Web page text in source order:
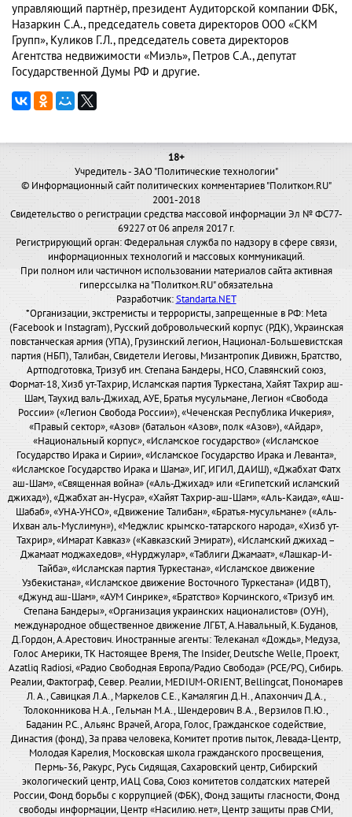
управляющий партнёр, президент Аудиторской компании ФБК,
Назаркин С.А., председатель совета директоров ООО «СКМ
Групп», Куликов Г.Л., председатель совета директоров
Агентства недвижимости «Миэль», Петров С.А., депутат
Государственной Думы РФ и другие.
18+
Учредитель - ЗАО "Политические технологии"
© Информационный сайт политических комментариев "Политком.RU"
2001-2018
Свидетельство о регистрации средства массовой информации Эл № ФС77-
69227 от 06 апреля 2017 г.
Регистрирующий орган: Федеральная служба по надзору в сфере связи,
информационных технологий и массовых коммуникаций.
При полном или частичном использовании материалов сайта активная
гиперссылка на "Политком.RU" обязательна
Разработчик:Standarta.NET
*Организации, экстремисты и террористы, запрещенные в РФ: Meta
(Facebook и Instagram), Русский добровольческий корпус (РДК), Украинская
повстанческая армия (УПА), Грузинский легион, Национал-Большевистская
партия (НБП), Талибан, Свидетели Иеговы, Мизантропик Дивижн, Братство,
Артподготовка, Тризуб им. Степана Бандеры, НСО, Славянский союз,
Формат-18, Хизб ут-Тахрир, Исламская партия Туркестана, Хайят Тахрир аш-
Шам, Таухид валь-Джихад, АУЕ, Братья мусульмане, Легион «Свобода
России» («Легион Свобода России»), «Чеченская Республика Ичкерия»,
«Правый сектор», «Азов» (батальон «Азов», полк «Азов»), «Айдар»,
«Национальный корпус», «Исламское государство» («Исламское
Государство Ирака и Сирии», «Исламское Государство Ирака и Леванта»,
«Исламское Государство Ирака и Шама», ИГ, ИГИЛ, ДАИШ), «Джабхат Фатх
аш-Шам», «Священная война» («Аль-Джихад» или «Египетский исламский
джихад»), «Джабхат ан-Нусра», «Хайят Тахрир-аш-Шам», «Аль-Каида», «Аш-
Шабаб», «УНА-УНСО», «Движение Талибан», «Братья-мусульмане» («Аль-
Ихван аль-Муслимун»), «Меджлис крымско-татарского народа», «Хизб ут-
Тахрир», «Имарат Кавказ» («Кавказский Эмират»), «Исламский джихад –
Джамаат моджахедов», «Нурджулар», «Таблиги Джамаат», «Лашкар-И-
Тайба», «Исламская партия Туркестана», «Исламское движение
Узбекистана», «Исламское движение Восточного Туркестана» (ИДВТ),
«Джунд аш-Шам», «АУМ Синрике», «Братство» Корчинского, «Тризуб им.
Степана Бандеры», «Организация украинских националистов» (ОУН),
международное общественное движение ЛГБТ, А.Навальный, К.Буданов,
Д.Гордон, А.Арестович. Иностранные агенты: Телеканал «Дождь», Медуза,
Голос Америки, ТК Настоящее Время, The Insider, Deutsche Welle, Проект,
Azatliq Radiosi, «Радио Свободная Европа/Радио Свобода» (PCE/PC), Сибирь.
Реалии, Фактограф, Север. Реалии, MEDIUM-ORIENT, Bellingcat, Пономарев
Л. А., Савицкая Л.А., Маркелов С.Е., Камалягин Д.Н., Апахончич Д.А.,
Толоконникова Н.А., Гельман М.А., Шендерович В.А., Верзилов П.Ю.,
Баданин Р.С., Альянс Врачей, Агора, Голос, Гражданское содействие,
Династия (фонд), За права человека, Комитет против пыток, Левада-Центр,
Молодая Карелия, Московская школа гражданского просвещения,
Пермь-36, Ракурс, Русь Сидящая, Сахаровский центр, Сибирский
экологический центр, ИАЦ Сова, Союз комитетов солдатских матерей
России, Фонд борьбы с коррупцией (ФБК), Фонд защиты гласности, Фонд
свободы информации, Центр «Насилию.нет», Центр защиты прав СМИ,